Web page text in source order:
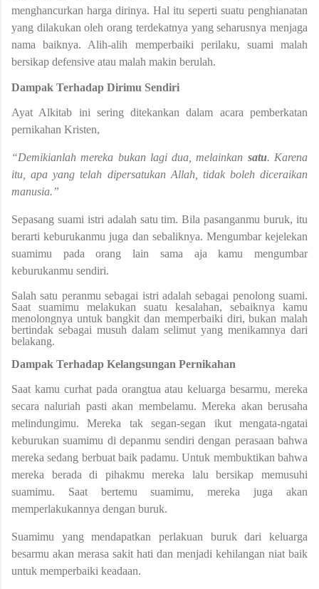
menghancurkan harga dirinya. Hal itu seperti suatu penghianatan
yang dilakukan oleh orang terdekatnya yang seharusnya menjaga
nama baiknya. Alih-alih memperbaiki perilaku, suami malah
bersikap defensive atau malah makin berulah.
Dampak Terhadap Dirimu Sendiri
Ayat Alkitab ini sering ditekankan dalam acara pemberkatan
pernikahan Kristen,
“Demikianlah mereka bukan lagi dua, melainkan satu. Karena
itu, apa yang telah dipersatukan Allah, tidak boleh diceraikan
manusia.”
Sepasang suami istri adalah satu tim. Bila pasanganmu buruk, itu
berarti keburukanmu juga dan sebaliknya. Mengumbar kejelekan
suamimu pada orang lain sama aja kamu mengumbar
keburukanmu sendiri.
Salah satu peranmu sebagai istri adalah sebagai penolong suami.
Saat suamimu melakukan suatu kesalahan, sebaiknya kamu
menolongnya untuk bangkit dan memperbaiki diri, bukan malah
bertindak sebagai musuh dalam selimut yang menikamnya dari
belakang.
Dampak Terhadap Kelangsungan Pernikahan
Saat kamu curhat pada orangtua atau keluarga besarmu, mereka
secara naluriah pasti akan membelamu. Mereka akan berusaha
melindungimu. Mereka tak segan-segan ikut mengata-ngatai
keburukan suamimu di depanmu sendiri dengan perasaan bahwa
mereka sedang berbuat baik padamu. Untuk membuktikan bahwa
mereka berada di pihakmu mereka lalu bersikap memusuhi
suamimu. Saat bertemu suamimu, mereka juga akan
memperlakukannya dengan buruk.
Suamimu yang mendapatkan perlakuan buruk dari keluarga
besarmu akan merasa sakit hati dan menjadi kehilangan niat baik
untuk memperbaiki keadaan.